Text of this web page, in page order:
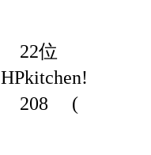
22位
HPkitchen!
208
(